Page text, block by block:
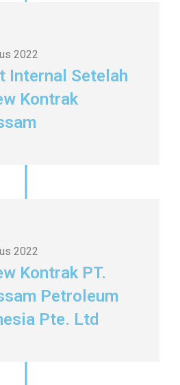
2022
Internal Setelah
Kontrak
2022
Kontrak PT.
Petroleum
Pte. Ltd